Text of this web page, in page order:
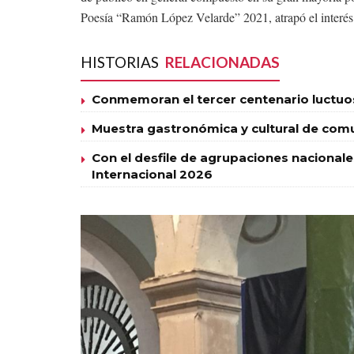
Poesía “Ramón López Velarde” 2021, atrapó el
HISTORIAS RELACIONADAS
Conmemoran el tercer centenario
Muestra gastronómica y cultural de
Con el desfile de agrupaciones
Internacional 2026